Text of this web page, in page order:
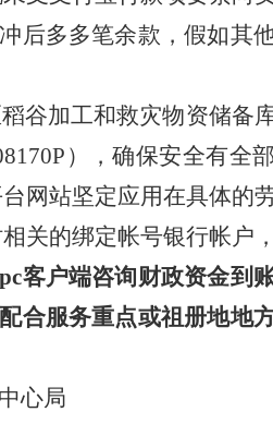
后多多笔余款，假如其
谷加工和救灾物资储备
），确保安全有全
网站坚定应用在具体的
关的绑定帐号银行帐户
客户端咨询财政资金到
合服务重点或祖册地地
心局